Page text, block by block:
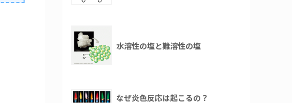
水溶性の塩と難溶性の塩
なぜ炎色反応は起こるの？